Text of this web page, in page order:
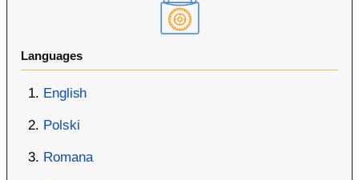
Languages
English
Polski
Romana